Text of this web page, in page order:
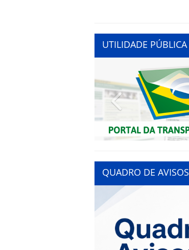
UTILIDADE PÚBLICA
Previous
QUADRO DE AVISOS